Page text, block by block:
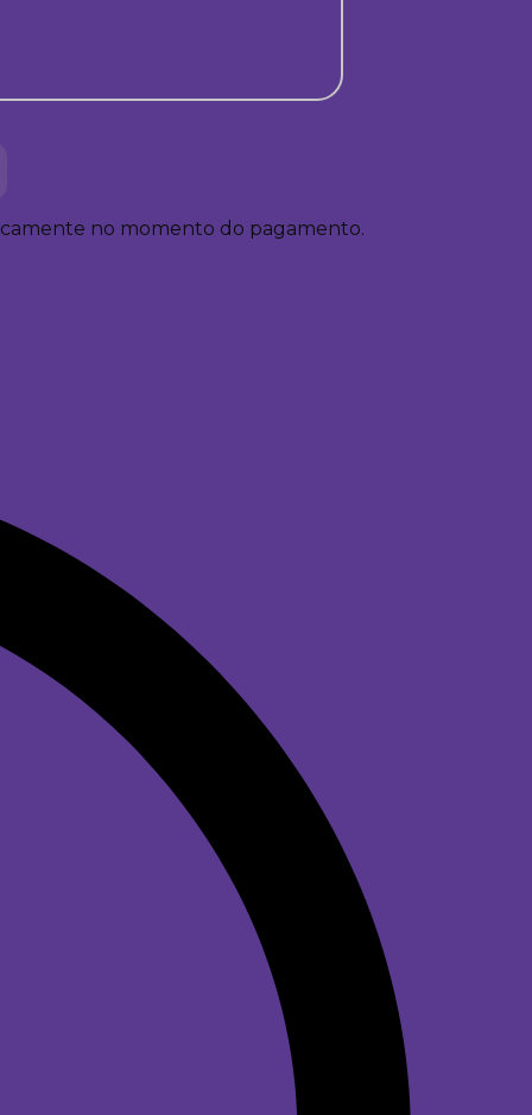
no momento do pagamento.